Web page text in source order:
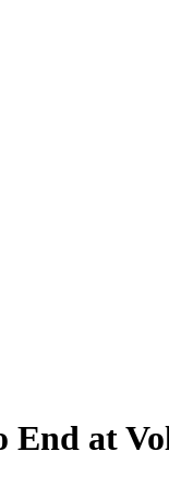
End at